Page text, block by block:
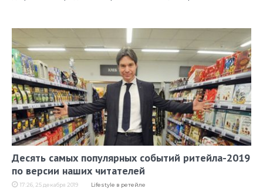
Десять самых популярных событий ритейла-2019
по версии наших читателей
17:26, 25 декабря 2019 Lifestyle в ретейле